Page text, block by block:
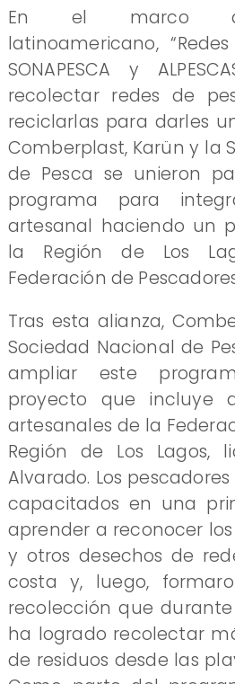
En el marco
latinoamericano,
SONAPESCA y
recolectar redes de
reciclarlas para darles
Comberplast, Karün y la
de Pesca se unieron
programa para
artesanal haciendo un
la Región de Los
Federación de
Tras esta alianza,
Sociedad Nacional de
ampliar este
proyecto que incluye
artesanales de la
Región de Los Lagos,
Alvarado. Los
capacitados en una
aprender a reconocer
y otros desechos de
costa y, luego,
recolección que
ha logrado recolectar
de residuos desde las